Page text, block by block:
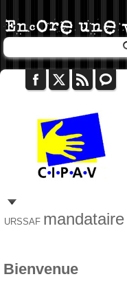
URSSAF mandataire
Bienvenue